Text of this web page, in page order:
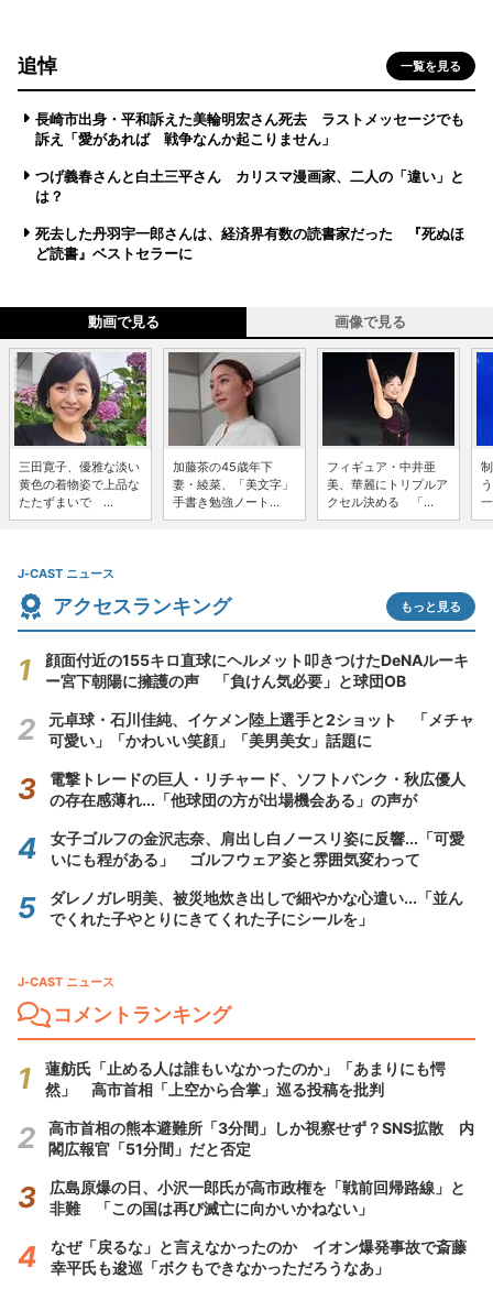
追悼 一覧を見る
長崎市出身・平和訴えた美輪明宏さん死去 ラストメッセージでも
訴え「愛があれば 戦争なんか起こりません」
つげ義春さんと白土三平さん カリスマ漫画家、二人の「違い」と
は？
死去した丹羽宇一郎さんは、経済界有数の読書家だった 『死ぬほ
ど読書』ベストセラーに
動画で見る 画像で見る
三田寛子、優雅な淡い
黄色の着物姿で上品な
たたずまいで ...
加藤茶の45歳年下
妻・綾菜、「美文字」
手書き勉強ノート...
フィギュア・中井亜
美、華麗にトリプルア
クセル決める 「...
J-CAST ニュース
アクセスランキング もっと見る
顔面付近の155キロ直球にヘルメット叩きつけたDeNAルーキ
ー宮下朝陽に擁護の声 「負けん気必要」と球団OB
元卓球・石川佳純、イケメン陸上選手と2ショット 「メチャ
可愛い」「かわいい笑顔」「美男美女」話題に
電撃トレードの巨人・リチャード、ソフトバンク・秋広優人
の存在感薄れ...「他球団の方が出場機会ある」の声が
女子ゴルフの金沢志奈、肩出し白ノースリ姿に反響...「可愛
いにも程がある」 ゴルフウェア姿と雰囲気変わって
ダレノガレ明美、被災地炊き出しで細やかな心遣い...「並ん
でくれた子やとりにきてくれた子にシールを」
J-CAST ニュース
コメントランキング
蓮舫氏「止める人は誰もいなかったのか」「あまりにも愕
然」 高市首相「上空から合掌」巡る投稿を批判
高市首相の熊本避難所「3分間」しか視察せず？SNS拡散 内
閣広報官「51分間」だと否定
広島原爆の日、小沢一郎氏が高市政権を「戦前回帰路線」と
非難 「この国は再び滅亡に向かいかねない」
なぜ「戻るな」と言えなかったのか イオン爆発事故で斎藤
幸平氏も逡巡「ボクもできなかっただろうなあ」